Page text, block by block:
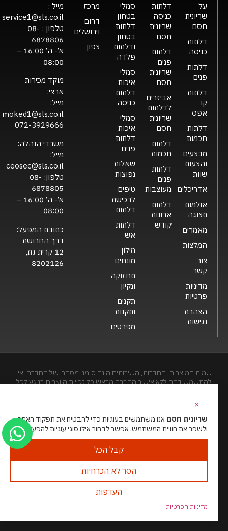
על
שריונית
חסם
דלתות
כניסה
דלתות
פנים
דלתות
קו
אפס
דלתות
חכמות
מבצעים
והצעות
שוות
אדריכלים
אולמות
תצוגה
מאמרים
המלצות
צור
קשר
מדיניות
פרטיות
הצהרת
נגישות
דלתות
כניסה
שריונית
חסם
דלתות
פנים
שריונית
חסם
אביזרים
לדלתות
שריונית
חסם
דלתות
חכמות
דלתות
פנים
מעוצבות
דלתות
ארונות
קודש
סמלי
בטחון
דלתות
בטחון
ודלתות
פלדה
סמלי
איכות
דלתות
כניסה
סמלי
איכות
דלתות
פנים
שאלות
נפוצות
טיפים
לרכישת
דלתות
דלתות
אש
מילון
מונחים
תחזוקה
ונקיון
תקנים
ותקנות
מפרטים
מרכז
דרום
וירושלים
צפון
מייל :
service1@sls.co.il
טלפון : 08-
6878806
א’- ה’ 16:00 –
08:00
מוקד מכירות
ארצי:
מייל:
moked1@sls.co.il
072-3929666
משרדי הנהלה:
מייל:
ceosec@sls.co.il
טלפון: 08-
6878805
א’- ה’ 16:00 –
08:00
כתובת המפעל:
דרך החרושת
12 קרית גת,
8202126
שמות המוצרים, החברות, השירותים הינם סימני מסחרי של החברה ואין
להתשמש בהם ללא אישור החברה מראש.כל זכויות היוצרים בנוגע לכל
האתר מנוהל ע”י גאו מדיהסוכנות דיגיטל
×
שריונית חסם אנו משתמשים בעוגיות כדי להבטיח את תפקוד האתר
ולשפר את חוויית המשתמש. אפשר לבחור אילו סוגי עוגיות להפעיל.
קבל הכל
הסר לא הכרחיות
העדפות
מדיניות הפרטיות